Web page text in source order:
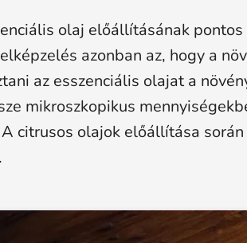
olaj előállításának
azonban az, hogy a
az esszenciális olajat a
mikroszkopikus
citrusos olajok előállítása